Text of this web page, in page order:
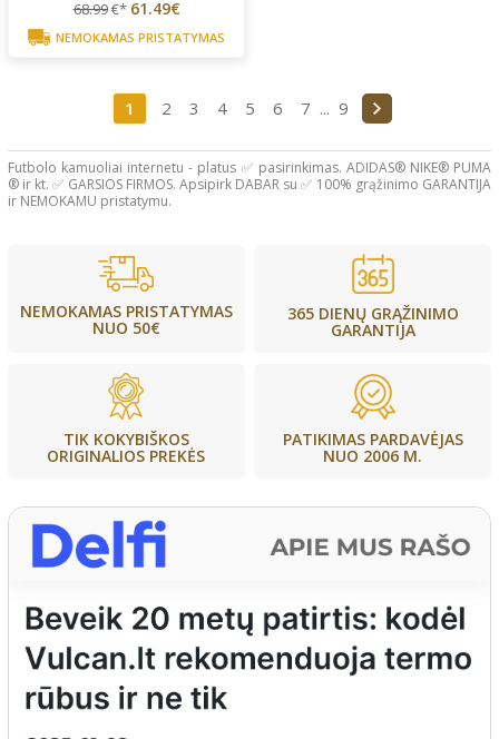
68.99€* 61.49€
NEMOKAMAS PRISTATYMAS
1 2 3 4 5 6 7 ... 9
Futbolo kamuoliai internetu - platus ✅ pasirinkimas. ADIDAS® NIKE® PUMA
® ir kt. ✅ GARSIOS FIRMOS. Apsipirk DABAR su ✅ 100% grąžinimo GARANTIJA
ir NEMOKAMU pristatymu.
NEMOKAMAS PRISTATYMAS
NUO 50€
365 DIENŲ GRĄŽINIMO
GARANTIJA
TIK KOKYBIŠKOS
ORIGINALIOS PREKĖS
PATIKIMAS PARDAVĖJAS
NUO 2006 M.